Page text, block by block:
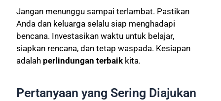
Jangan menunggu sampai terlambat. Pastikan
Anda dan keluarga selalu siap menghadapi
bencana. Investasikan waktu untuk belajar,
siapkan rencana, dan tetap waspada. Kesiapan
adalah perlindungan terbaik kita.
Pertanyaan yang Sering Diajukan